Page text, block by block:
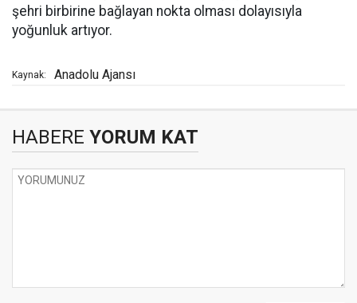
şehri birbirine bağlayan nokta olması dolayısıyla
yoğunluk artıyor.
Kaynak: Anadolu Ajansı
HABERE YORUM KAT